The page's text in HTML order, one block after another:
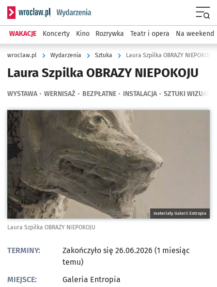
Serwis informacyjny wroclaw.pl podserwis: Wydarzenia
WAKACJE Koncerty Kino Rozrywka Teatr i opera Na weekend
wroclaw.pl Wydarzenia Sztuka Laura Szpilka OBRAZY NIEPOKOJU
Laura Szpilka OBRAZY NIEPOKOJU
WYSTAWA WERNISAŻ BEZPŁATNE INSTALACJA SZTUKI
Kliknij, aby powiększyć
materiały Galerii Entropia
Laura Szpilka OBRAZY NIEPOKOJU
TERMINY:
Zakończyło się 26.06.2026 (1 miesiąc
temu)
MIEJSCE:
Galeria Entropia